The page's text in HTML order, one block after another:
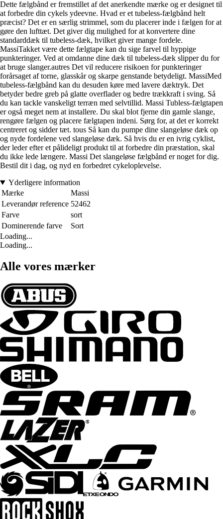
Dette fælgbånd er fremstillet af det anerkendte mærke og er designet til
at forbedre din cykels ydeevne. Hvad er et tubeless-fælgbånd helt
præcist? Det er en særlig strimmel, som du placerer inde i fælgen for at
gøre den lufttæt. Det giver dig mulighed for at konvertere dine
standarddæk til tubeless-dæk, hvilket giver mange fordele.
MassiTakket være dette fælgtape kan du sige farvel til hyppige
punkteringer. Ved at omdanne dine dæk til tubeless-dæk slipper du for
at bruge slanger.autres Det vil reducere risikoen for punkteringer
forårsaget af torne, glasskår og skarpe genstande betydeligt. MassiMed
tubeless-fælgbånd kan du desuden køre med lavere dæktryk. Det
betyder bedre greb på glatte overflader og bedre trækkraft i sving. Så
du kan tackle vanskeligt terræn med selvtillid. Massi Tubless-fælgtapen
er også meget nem at installere. Du skal blot fjerne din gamle slange,
rengøre fælgen og placere fælgtapen indeni. Sørg for, at det er korrekt
centreret og sidder tæt. tous Så kan du pumpe dine slangeløse dæk op
og nyde fordelene ved slangeløse dæk. Så hvis du er en ivrig cyklist,
der leder efter et pålideligt produkt til at forbedre din præstation, skal
du ikke lede længere. Massi Det slangeløse fælgbånd er noget for dig.
Bestil dit i dag, og nyd en forbedret cykeloplevelse.
Yderligere information
Mærke
Massi
Leverandør reference 52462
Farve
sort
Dominerende farve
Sort
Loading...
Loading...
Alle vores mærker